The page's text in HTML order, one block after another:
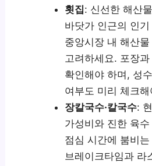
횟집: 신선한 해산
바닷가 인근의 인
중앙시장 내 해산
고려하세요. 포장
확인해야 하며, 성
여부도 미리 체크
장칼국수·칼국수:
가성비와 진한 육
점심 시간에 붐비
브레이크타임과 라